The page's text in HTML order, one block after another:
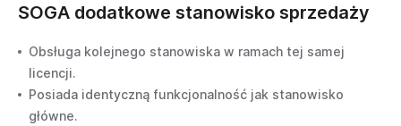
SOGA dodatkowe stanowisko sprzedaży
Obsługa kolejnego stanowiska w ramach tej samej
licencji.
Posiada identyczną funkcjonalność jak stanowisko
główne.